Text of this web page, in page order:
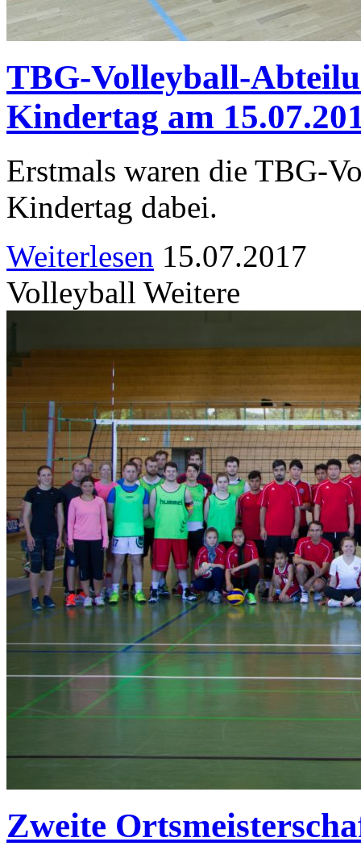
TBG-Volleyball-
Kindertag am
Erstmals waren die TBG-
Kindertag dabei.
Weiterlesen 15.07.2017
Volleyball Weitere
Zweite